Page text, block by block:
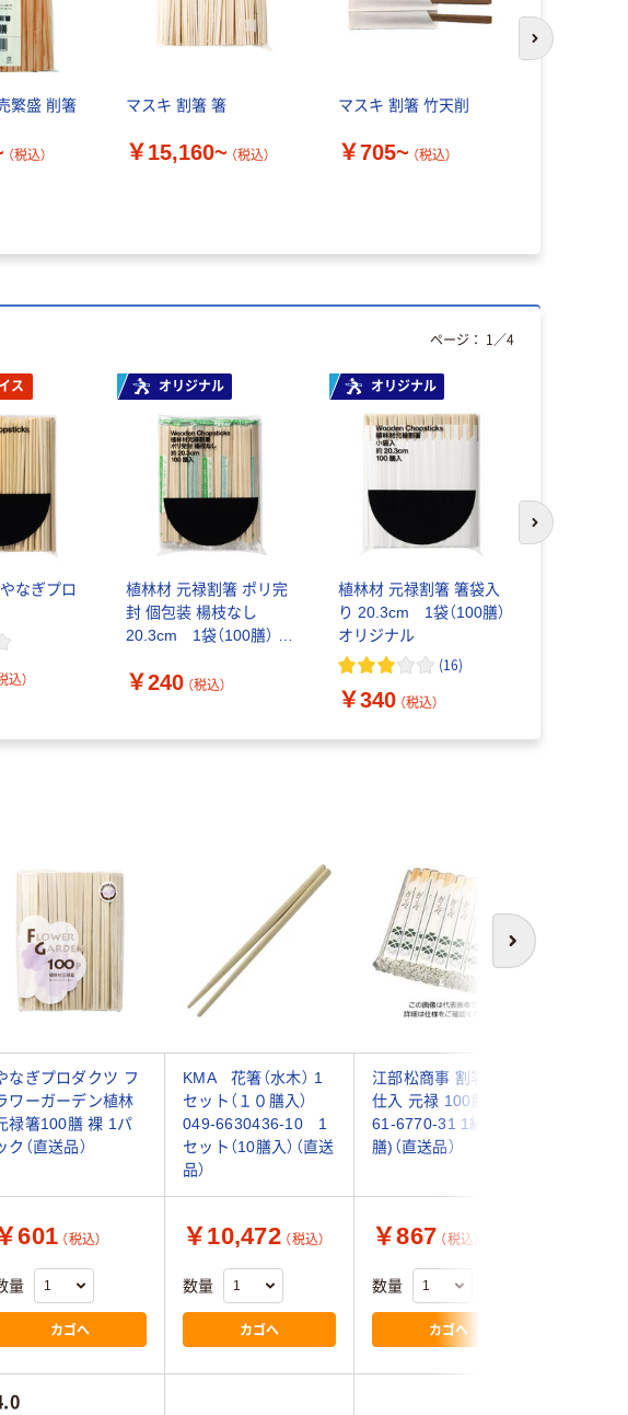
繁盛 削箸
（税込）
マスキ 割箸 箸
￥15,160~ （税込）
マスキ 割箸 竹天削
￥705~ （税込）
次のスライド
ス
なぎプロ
込）
オリジナル
植林材 元禄割箸 ポリ完
封 個包装 楊枝なし
20.3cm 1袋（100膳） オ
￥240 （税込）
オリジナル
植林材 元禄割箸 箸袋入
り 20.3cm 1袋（100膳）
オリジナル
(16)
￥340 （税込）
ページ： 1 ／4
次のスライド
次へ
なぎプロダクツ フ
ワーガーデン植林
禄箸100膳 裸 1パ
ク（直送品）
KMA 花箸（水木） 1
セット（１０膳入）
049-6630436-10 1
セット（10膳入）（直送
品）
江部松商事 割箸 花柄
仕入 元禄 100膳入
61-6770-31 1組(100
膳)（直送品）
601 （税込）
量
カゴへ
￥10,472 （税込）
数量
カゴへ
￥867 （税込）
数量
カゴへ